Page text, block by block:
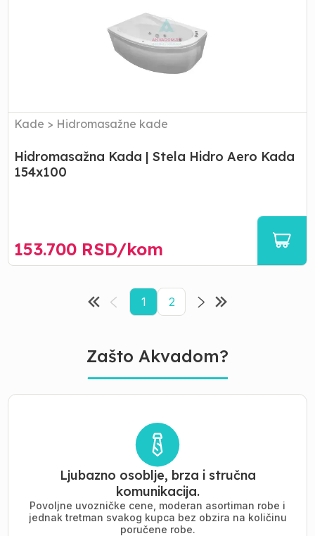
Kade > Hidromasažne kade
Hidromasažna Kada | Stela Hidro Aero Kada
154x100
153.700 RSD/kom
1 2
Zašto Akvadom?
Ljubazno osoblje, brza i stručna
komunikacija.
Povoljne uvozničke cene, moderan asortiman robe i
jednak tretman svakog kupca bez obzira na količinu
poručene robe.